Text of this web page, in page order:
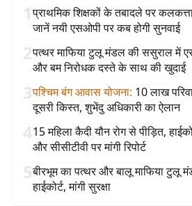
1प्राथमिक शिक्षकों के तबादले पर
जानें नयी एसओपी पर कब होगी सुनवाई
2पत्थर माफिया टुलू मंडल की ससुराल में
और बम निरोधक दस्ते के साथ की खुदाई
3पश्चिम बंग आवास योजना: 10 लाख
दूसरी किस्त, शुभेंदु अधिकारी का ऐलान
415 महिला कैदी यौन रोग से पीड़ित,
और सीसीटीवी पर मांगी रिपोर्ट
5बीरभूम का पत्थर और बालू माफिया टुलू
हाईकोर्ट, मांगी सुरक्षा